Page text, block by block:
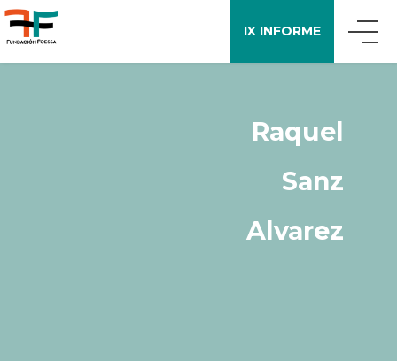
IX INFORME
Raquel
Sanz
Alvarez